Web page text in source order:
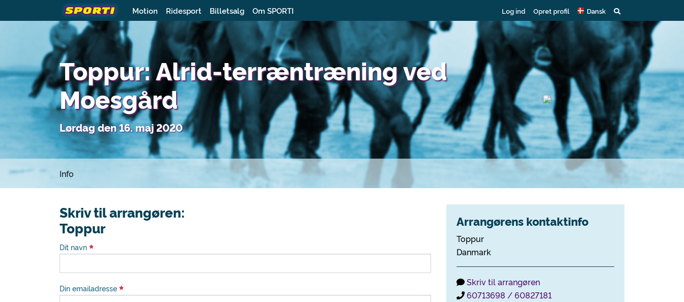
Motion Ridesport Billetsalg Om SPORTI Log ind Opret profil Dansk
Toppur: Alrid-terræntræning ved
Moesgård
Lørdag den 16. maj 2020
Info
Skriv til arrangøren:
Toppur
Dit navn
Din emailadresse
Arrangørens kontaktinfo
Toppur
Danmark
Skriv til arrangøren
60713698 / 60827181